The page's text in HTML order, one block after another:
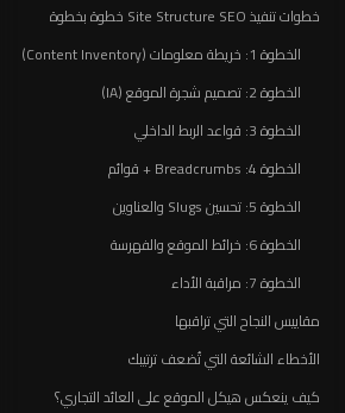
خطوات تنفيذ Site Structure SEO خطوة بخطوة
الخطوة 1: خريطة معلومات (Content Inventory)
الخطوة 2: تصميم شجرة الموقع (IA)
الخطوة 3: قواعد الربط الداخلي
الخطوة 4: Breadcrumbs + قوائم
الخطوة 5: تحسين Slugs والعناوين
الخطوة 6: خرائط الموقع والفهرسة
الخطوة 7: مراقبة الأداء
مقاييس النجاح التي تراقبها
الأخطاء الشائعة التي تُضعف ترتيبك
كيف ينعكس هيكل الموقع على العائد التجاري؟